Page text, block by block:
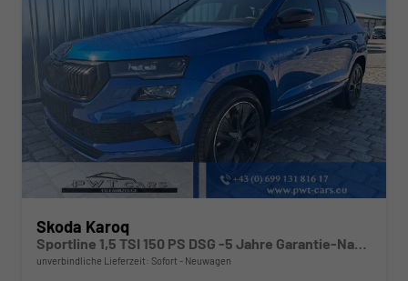
Skoda Karoq
unverbindliche Lieferzeit: Sofort Neuwagen